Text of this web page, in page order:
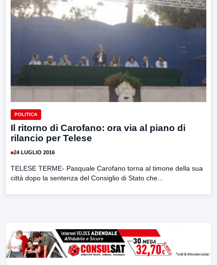
POLITICA
Il ritorno di Carofano: ora via al piano di
rilancio per Telese
24 LUGLIO 2016
TELESE TERME- Pasquale Carofano torna al timone della sua
città dopo la sentenza del Consiglio di Stato che...